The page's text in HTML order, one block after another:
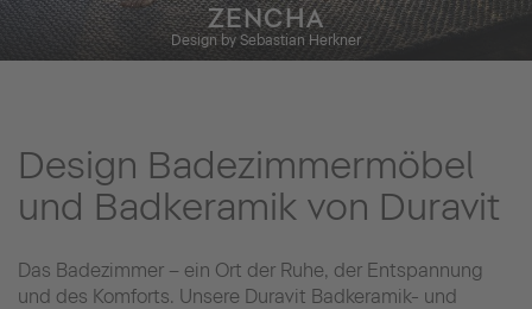
ZENCHA
Design by Sebastian Herkner
Design Badezimmermöbel
und Badkeramik von Duravit
Das Badezimmer – ein Ort der Ruhe, der Entspannung
und des Komforts. Unsere Duravit Badkeramik- und